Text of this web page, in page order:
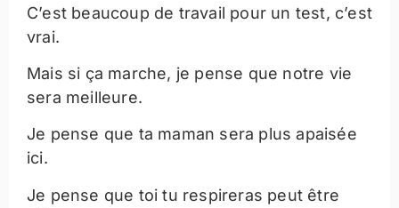
C’est beaucoup de travail pour un test, c’est
vrai.
Mais si ça marche, je pense que notre vie
sera meilleure.
Je pense que ta maman sera plus apaisée
ici.
Je pense que toi tu respireras peut être